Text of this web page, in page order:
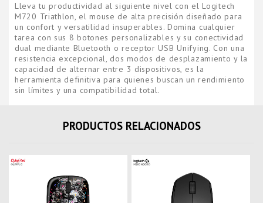
Lleva tu productividad al siguiente nivel con el Logitech
M720 Triathlon, el mouse de alta precisión diseñado para
un confort y versatilidad insuperables. Domina cualquier
tarea con sus 8 botones personalizables y su conectividad
dual mediante Bluetooth o receptor USB Unifying. Con una
resistencia excepcional, dos modos de desplazamiento y la
capacidad de alternar entre 3 dispositivos, es la
herramienta definitiva para quienes buscan un rendimiento
sin límites y una compatibilidad total.
PRODUCTOS RELACIONADOS